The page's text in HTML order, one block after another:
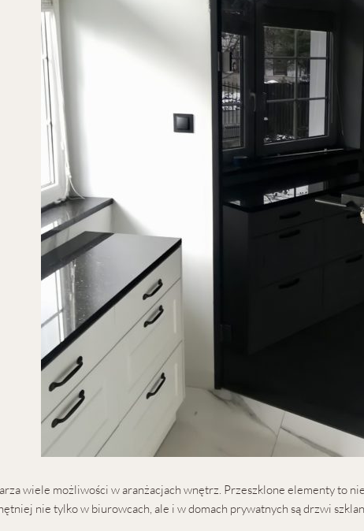
wiele możliwości w aranżacjach wnętrz. Przeszklone elementy to
nie tylko w biurowcach, ale i w domach prywatnych są drzwi